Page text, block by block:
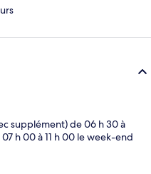
supplément) de 06 h 30 à
h 00 à 11 h 00 le week-end